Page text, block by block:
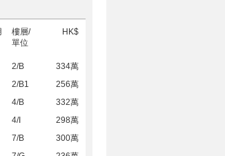
樓層/
單位
HK$
2/B
334萬
2/B1
256萬
4/B
332萬
4/I
298萬
7/B
300萬